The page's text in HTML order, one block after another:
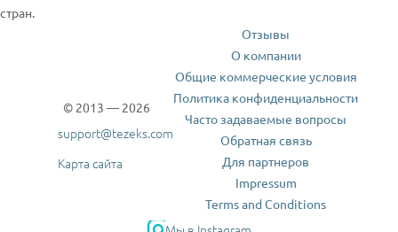
стран.
© 2013 — 2026
support@tezeks.com
Карта сайта
Отзывы
О компании
Общие коммерческие условия
Политика конфиденциальности
Часто задаваемые вопросы
Обратная связь
Для партнеров
Impressum
Terms and Conditions